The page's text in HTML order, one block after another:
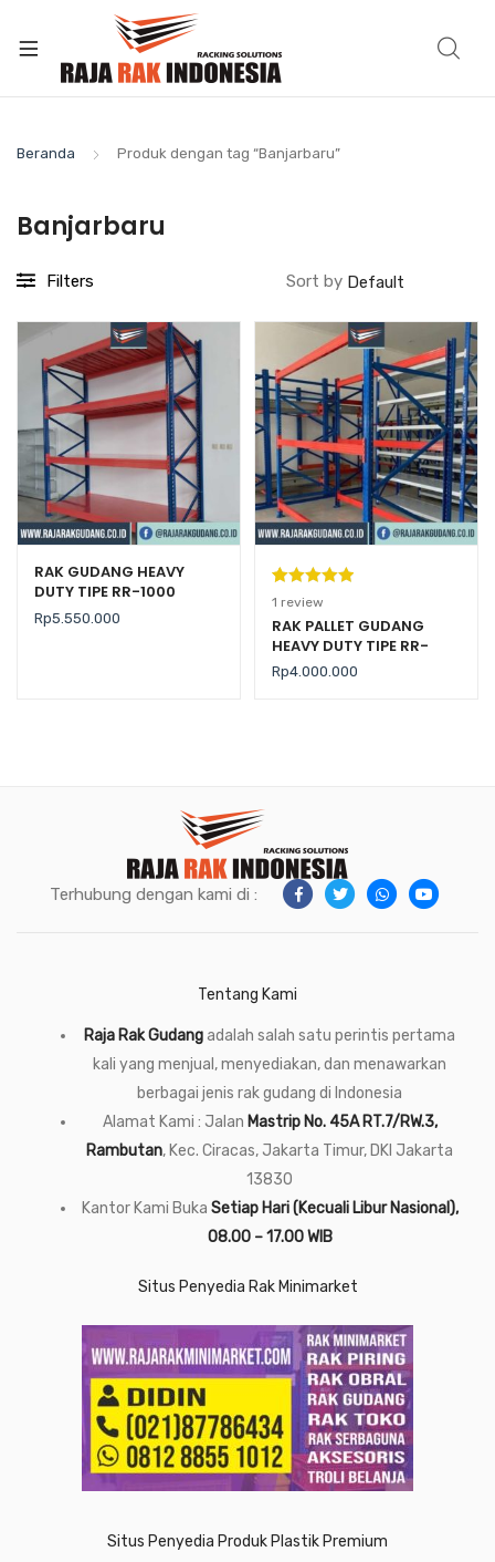
Beranda Produk dengan tag “Banjarbaru”
Banjarbaru
Filters Sort by
RAK GUDANG HEAVY
DUTY TIPE RR-1000
Rp5.550.000
Peringkat
5.00dari 5
berdasarka
n
1
penilaian
1 review
RAK PALLET GUDANG
HEAVY DUTY TIPE RR-
2000 KAPASITAS 2 TON /
LEVEL
Rp4.000.000
Terhubung dengan kami di :
Tentang Kami
Raja Rak Gudangadalah salah satu perintis pertama
kali yang menjual, menyediakan, dan menawarkan
berbagai jenis rak gudang di Indonesia
Alamat Kami : Jalan Mastrip No. 45A RT.7/RW.3,
Rambutan, Kec. Ciracas, Jakarta Timur, DKI Jakarta
13830
Kantor Kami Buka Setiap Hari (Kecuali Libur Nasional),
08.00 – 17.00 WIB
Situs Penyedia Rak Minimarket
Situs Penyedia Produk Plastik Premium